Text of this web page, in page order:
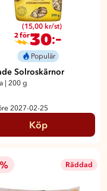
(15,00 kr/st)
2 för30:-
Populär
Solroskärnor
200 g
2027-02-25
Köp
Räddad